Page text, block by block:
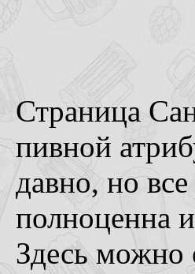
Страница
пивной
давно, но
полноценна
Здесь можно